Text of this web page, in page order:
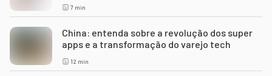
7 min
China: entenda sobre a revolução dos super
apps e a transformação do varejo tech
12 min